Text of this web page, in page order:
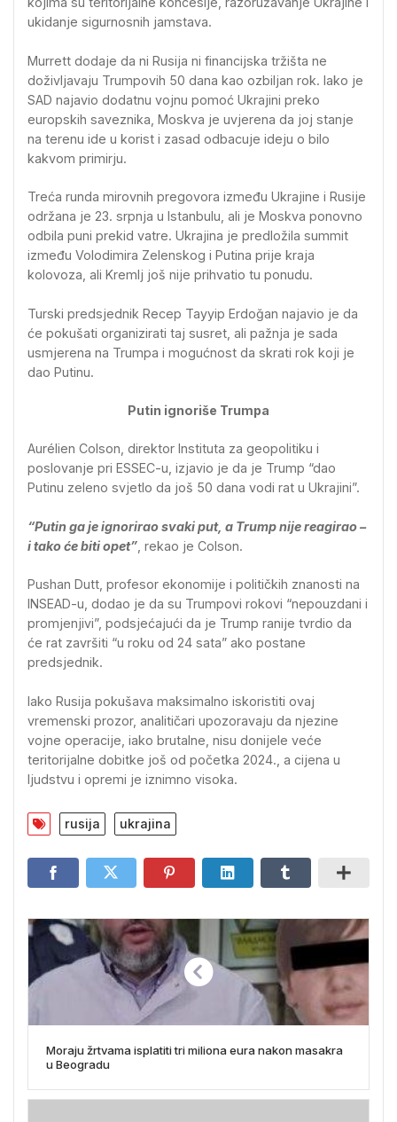
ukidanje sigurnosnih jamstava.
Murrett dodaje da ni Rusija ni financijska tržišta ne
doživljavaju Trumpovih 50 dana kao ozbiljan rok. Iako je
SAD najavio dodatnu vojnu pomoć Ukrajini preko
europskih saveznika, Moskva je uvjerena da joj stanje
na terenu ide u korist i zasad odbacuje ideju o bilo
kakvom primirju.
Treća runda mirovnih pregovora između Ukrajine i Rusije
održana je 23. srpnja u Istanbulu, ali je Moskva ponovno
odbila puni prekid vatre. Ukrajina je predložila summit
između Volodimira Zelenskog i Putina prije kraja
kolovoza, ali Kremlj još nije prihvatio tu ponudu.
Turski predsjednik Recep Tayyip Erdoğan najavio je da
će pokušati organizirati taj susret, ali pažnja je sada
usmjerena na Trumpa i mogućnost da skrati rok koji je
dao Putinu.
Putin ignoriše Trumpa
Aurélien Colson, direktor Instituta za geopolitiku i
poslovanje pri ESSEC-u, izjavio je da je Trump “dao
Putinu zeleno svjetlo da još 50 dana vodi rat u Ukrajini”.
“Putin ga je ignorirao svaki put, a Trump nije reagirao –
i tako će biti opet” , rekao je Colson.
Pushan Dutt, profesor ekonomije i političkih znanosti na
INSEAD-u, dodao je da su Trumpovi rokovi “nepouzdani i
promjenjivi”, podsjećajući da je Trump ranije tvrdio da
će rat završiti “u roku od 24 sata” ako postane
predsjednik.
Iako Rusija pokušava maksimalno iskoristiti ovaj
vremenski prozor, analitičari upozoravaju da njezine
vojne operacije, iako brutalne, nisu donijele veće
teritorijalne dobitke još od početka 2024., a cijena u
ljudstvu i opremi je iznimno visoka.
rusija ukrajina
Moraju žrtvama isplatiti tri miliona eura nakon masakra
u Beogradu